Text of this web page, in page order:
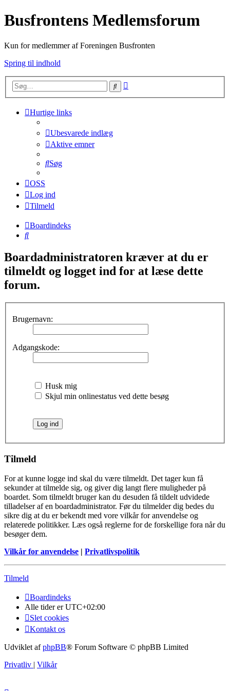
Busfrontens Medlemsforum
Kun for medlemmer af Foreningen Busfronten
Spring til indhold
Søg
Hurtige links
Ubesvarede indlæg
Aktive emner
Søg
OSS
Log ind
Tilmeld
Boardindeks
Søg
Boardadministratoren kræver at du er
tilmeldt og logget ind for at læse dette
forum.
Brugernavn:
Adgangskode:
Husk mig
Skjul min onlinestatus ved dette besøg
Tilmeld
For at kunne logge ind skal du være tilmeldt. Det tager kun få
sekunder at tilmelde sig, og giver dig langt flere muligheder på
boardet. Som tilmeldt bruger kan du desuden få tildelt udvidede
tilladelser af en boardadministrator. Før du tilmelder dig bedes du
sikre dig at du er bekendt med vore vilkår for anvendelse og
relaterede politikker. Læs også reglerne for de forskellige fora når du
besøger dem.
Vilkår for anvendelse | Privatlivspolitik
Tilmeld
Boardindeks
Alle tider erUTC+02:00
Slet cookies
Kontakt os
Udviklet afphpBB® Forum Software © phpBB Limited
Privatliv | Vilkår